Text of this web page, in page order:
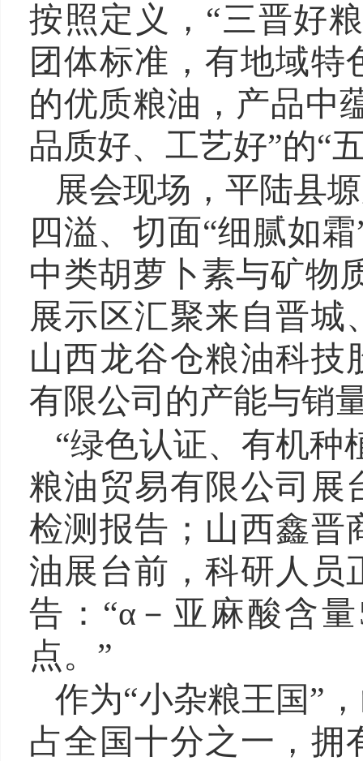
按照定义，“三晋好
团体标准，有地域
的优质粮油，产品中
品质好、工艺好”的“
展会现场，平陆县
四溢、切面“细腻如
中类胡萝卜素与矿物
展示区汇聚来自晋城
山西龙谷仓粮油科技
有限公司的产能与销
“绿色认证、有机种
粮油贸易有限公司展
检测报告；山西鑫晋
油展台前，科研人员
告：“α－亚麻酸含
点。”
作为“小杂粮王国”
占全国十分之一，拥